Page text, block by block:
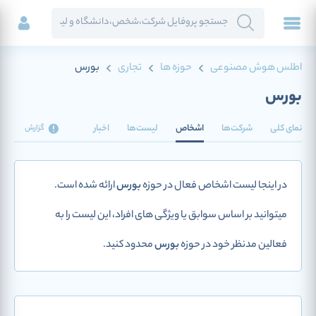
اطلس هوش مصنوعی حوزه ها تجاری بورس
بورس
نمای کلی شرکت‌ها اشخاص لیست‌ها اخبار گزارش
در اینجا لیست اشخاص فعال در حوزهبورسارائه شده است.
میتوانید بر اساس سوابق یا ویژگی های افراد، این لیست را به
فعالین مدنظر خود در حوزهبورسمحدود کنید.